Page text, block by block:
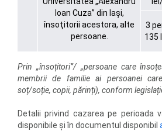
Ioan Cuza” din Iași,
însoţitorii acestora, alte
persoane.
3
135
Prin „însoțitori”/ „persoane care
membrii de familie ai persoanei
soț/soție, copii, părinți), conform
Detalii privind cazarea pe perioada
disponibile și în documentul disponibil